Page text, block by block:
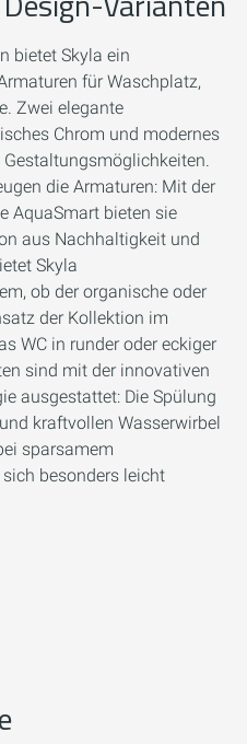
bietet Skyla ein
für Waschplatz,
Zwei elegante
Chrom und modernes
die Armaturen: Mit der
AquaSmart bieten sie
aus Nachhaltigkeit und
Skyla
ob der organische oder
der Kollektion im
WC in runder oder eckiger
sind mit der innovativen
ausgestattet: Die Spülung
kraftvollen Wasserwirbel
sparsamem
besonders leicht